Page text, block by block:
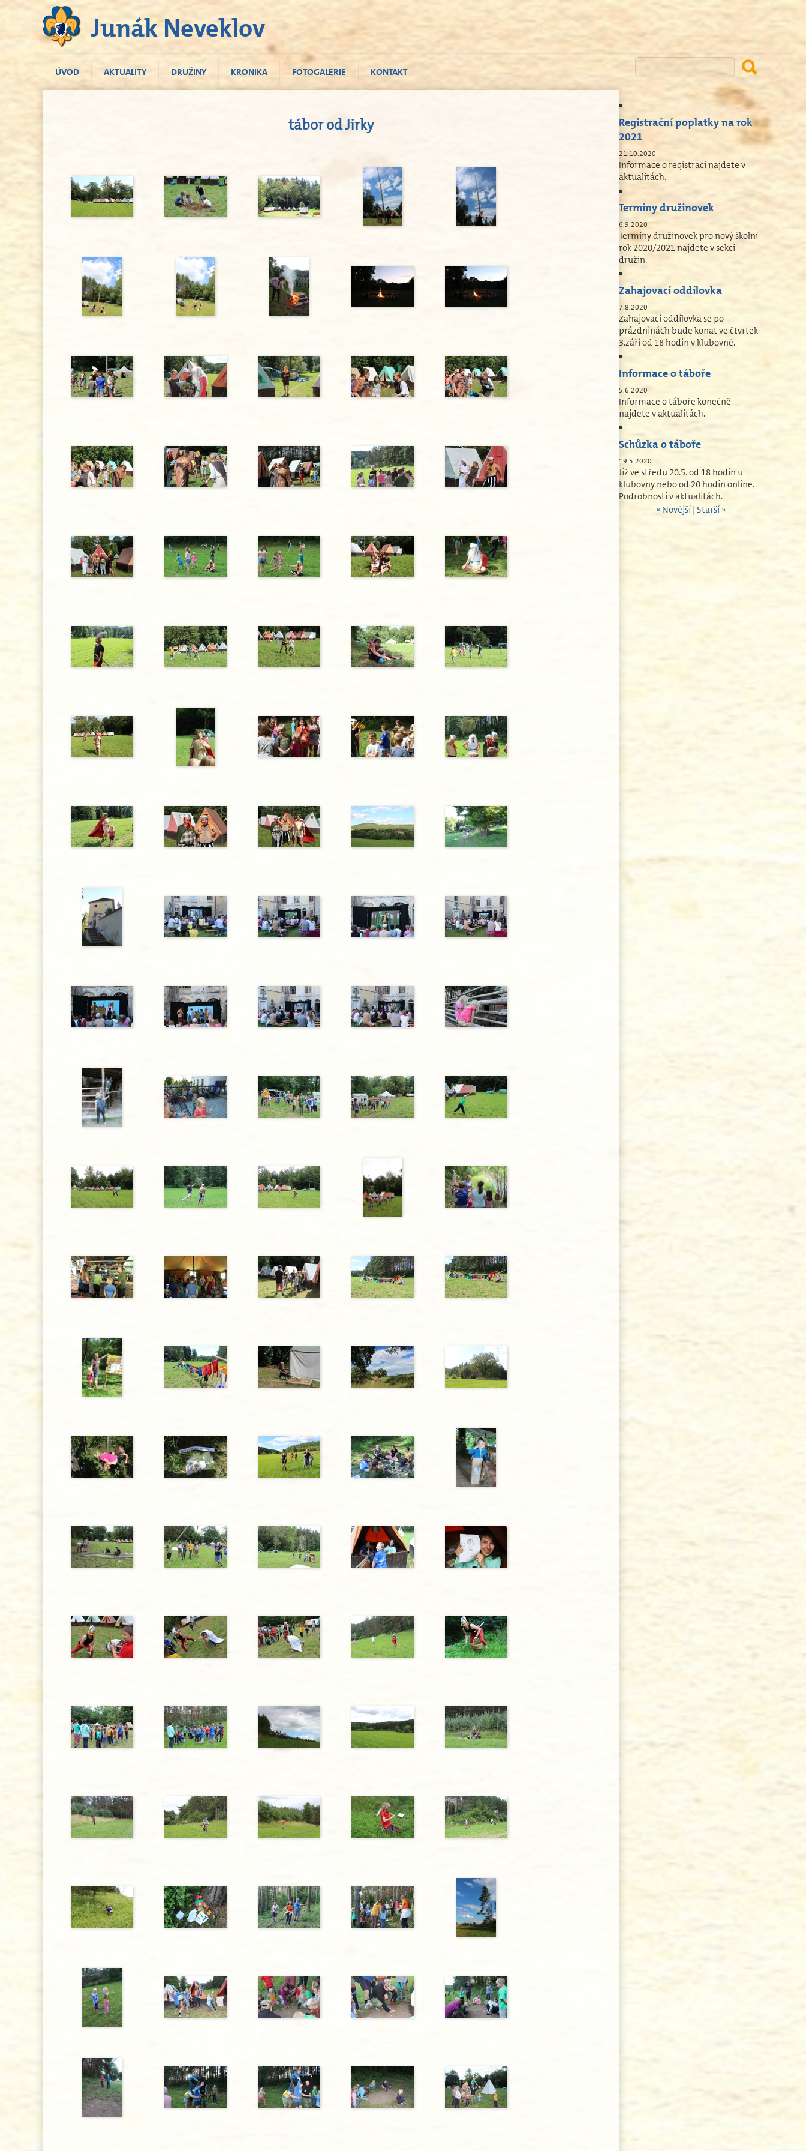
Junák Neveklov
ÚVOD AKTUALITY DRUŽINY KRONIKA FOTOGALERIE KONTAKT
Registrační poplatky na rok
2021
21.10.2020
Informace o registraci najdete v
aktualitách.
Termíny družinovek
6.9.2020
Termíny družinovek pro nový školní
rok 2020/2021 najdete v sekci
družin.
Zahajovací oddílovka
7.8.2020
Zahajovací oddílovka se po
prázdninách bude konat ve čtvrtek
3.září od 18 hodin v klubovně.
Informace o táboře
5.6.2020
Informace o táboře konečně
najdete v aktualitách.
Schůzka o táboře
19.5.2020
Již ve středu 20.5. od 18 hodin u
klubovny nebo od 20 hodin online.
Podrobnosti v aktualitách.
« Novější | Starší »
tábor od Jirky